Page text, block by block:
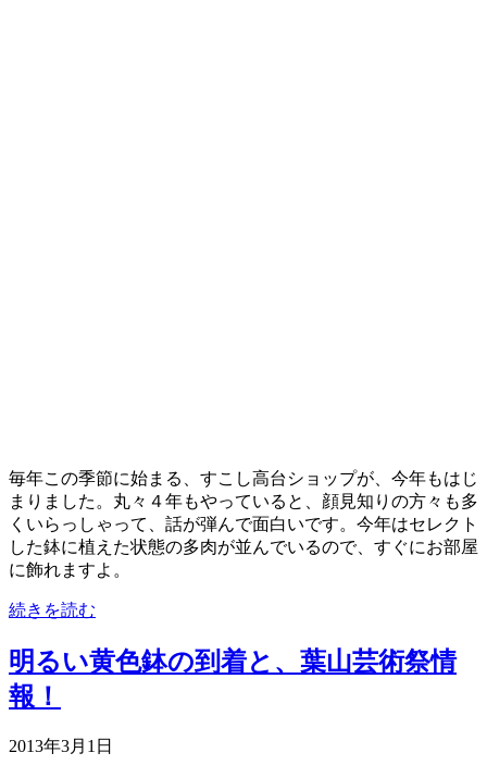
毎年この季節に始まる、すこし高台ショップが、今年もはじ
まりました。丸々４年もやっていると、顔見知りの方々も多
くいらっしゃって、話が弾んで面白いです。今年はセレクト
した鉢に植えた状態の多肉が並んでいるので、すぐにお部屋
に飾れますよ。
続きを読む
明るい黄色鉢の到着と、葉山芸術祭情
報！
2013年3月1日